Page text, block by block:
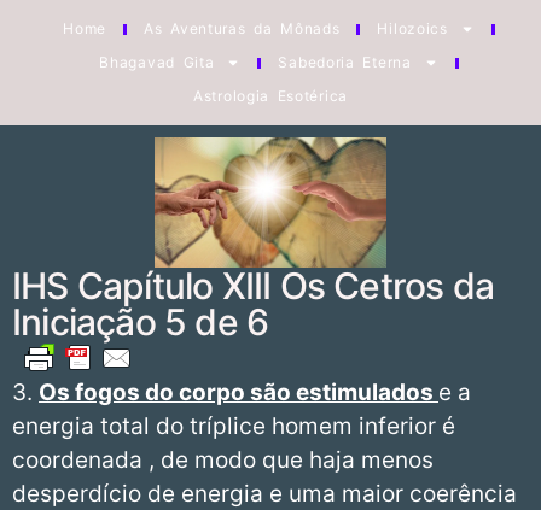
Home As Aventuras da Mônads
Hilozoics
Bhagavad Gita
Sabedoria Eterna
Astrologia Esotérica
IHS Capítulo XIII Os Cetros da
Iniciação 5 de 6
3. Os fogos do corpo são estimulados e a
energia total do tríplice homem inferior é
coordenada , de modo que haja menos
desperdício de energia e uma maior coerência